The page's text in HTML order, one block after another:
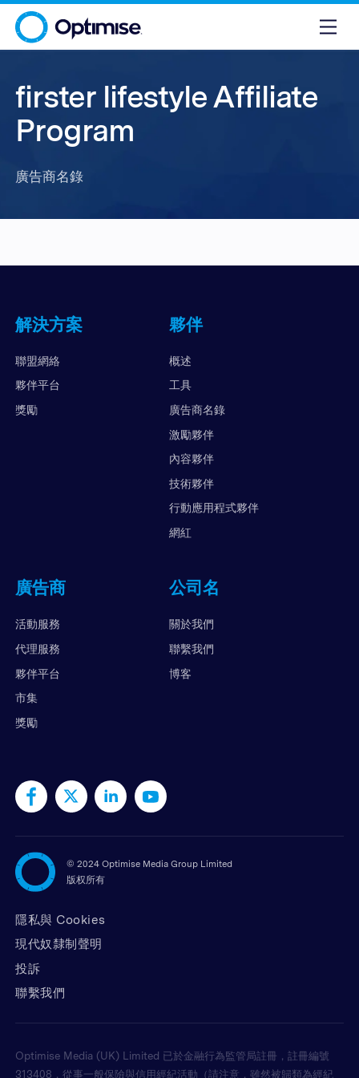
firster lifestyle Affiliate
Program
廣告商名錄
解決方案
聯盟網絡
夥伴平台
獎勵
夥伴
概述
工具
廣告商名錄
激勵夥伴
內容夥伴
技術夥伴
行動應用程式夥伴
網紅
廣告商
活動服務
代理服務
夥伴平台
市集
獎勵
公司名
關於我們
聯繫我們
博客
© 2024 Optimise Media Group Limited
版权所有
隱私與 Cookies
現代奴隸制聲明
投訴
聯繫我們
Optimise Media (UK) Limited 已於金融行為監管局註冊，註冊編號
313408，從事一般保險與信用經紀活動（請注意，雖然被歸類為經紀